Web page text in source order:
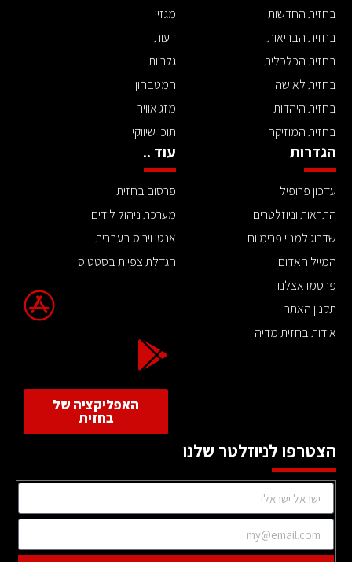
בחזית החדשות
בחזית הבריאות
בחזית הכלכלית
בחזית לאישה
בחזית היהדות
בחזית המוזיקה
מגזין
דעות
גלריות
המטבחון
מזג אוויר
תוכן שיווקי
הגדרות
עדכון פרופיל
התראות וניוזלטרים
שדרוג למנוי פרימיום
המייל האדום
פרסמו אצלנו
תקנון האתר
אודות בחזית מדיה
עוד ..
פרסום בחזית
מערכת ניהול לידים
אנטי וירוס בעברית
הגדלת צפיות בסטטוס
האפליקציה של
בחזית
הצטרפו לניוזלטר שלנו